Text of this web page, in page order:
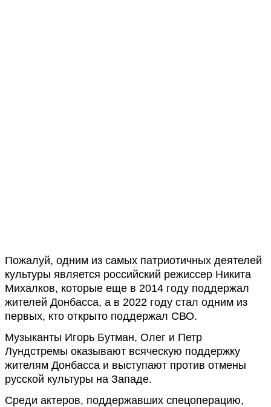
Пожалуй, одним из самых патриотичных деятелей
культуры является российский режиссер Никита
Михалков, которые еще в 2014 году поддержал
жителей Донбасса, а в 2022 году стал одним из
первых, кто открыто поддержал СВО.
Музыканты Игорь Бутман, Олег и Петр
Лундстремы оказывают всяческую поддержку
жителям Донбасса и выступают против отмены
русской культуры на Западе.
Среди актеров, поддержавших спецоперацию,